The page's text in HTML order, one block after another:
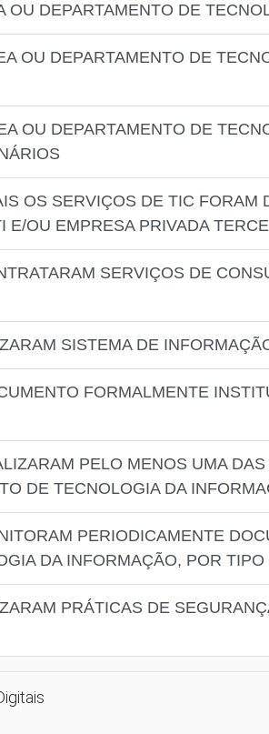
OU DEPARTAMENTO DE
OU DEPARTAMENTO DE
OU DEPARTAMENTO DE
OS SERVIÇOS DE TIC
E/OU EMPRESA PRIVADA
SERVIÇOS DE
SISTEMA DE
FORMALMENTE
PELO MENOS UMA
DE TECNOLOGIA DA
PERIODICAMENTE
DA INFORMAÇÃO, POR TIPO
PRÁTICAS DE